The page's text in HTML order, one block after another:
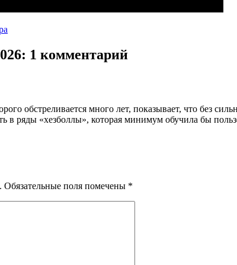
: 1 комментарий
обстреливается много лет, показывает, что без
в ряды «хезболлы», которая минимум обучила бы
Обязательные поля помечены *